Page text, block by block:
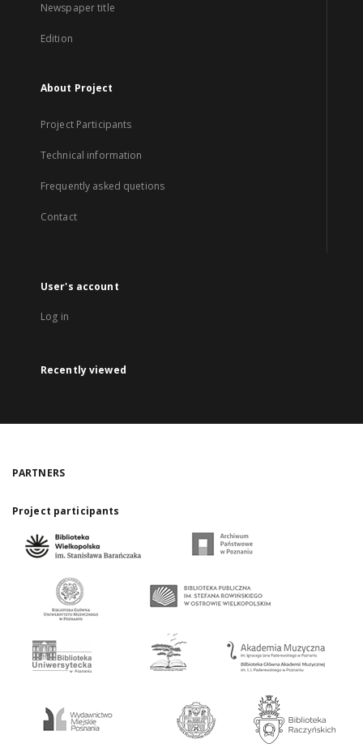
Newspaper title
Edition
About Project
Project Participants
Technical information
Frequently asked quetions
Contact
User's account
Log in
Recently viewed
PARTNERS
Project participants